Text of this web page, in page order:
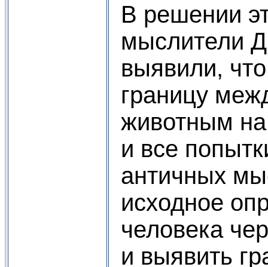
В решении
мыслители
выявили,
границу
животным
и все
античных
исходное
человека
и выявить